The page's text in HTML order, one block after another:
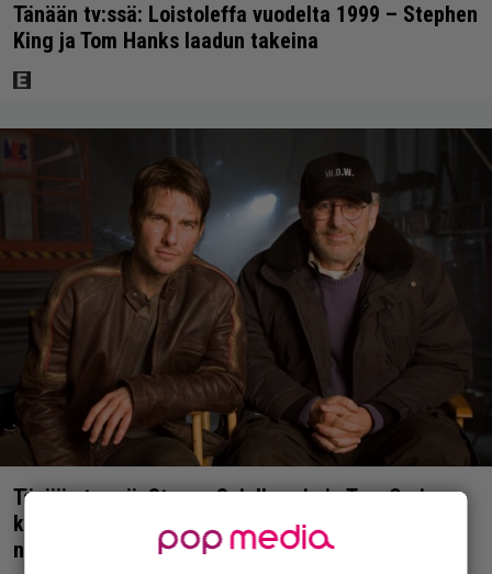
Tänään tv:ssä: Loistoleffa vuodelta 1999 – Stephen
King ja Tom Hanks laadun takeina
Tänään tv:ssä: Steven Spielbergin ja Tom Cruisen
kaveruus loppui 21 vuotta sitten – Syynä Cruisen
nolo käytös